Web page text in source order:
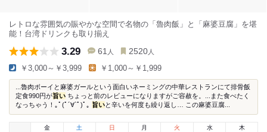
レトロな雰囲気の賑やかな空間で名物の「魯肉飯」と「麻婆豆腐」を堪
能！台湾ドリンクも取り揃え
3.29 61 人 2520 人
￥3,000～￥3,999 ￥1,000～￥1,999
...魯肉ボーイと麻婆ガールという面白いネーミングの中華レストランにて排骨飯
定食990円が旨い ちょっと前のレビューになりますがご容赦を。...また食べたく
なっちゃう！｡ﾟ(ﾟ´∀`ﾟ)ﾟ｡ 旨いと辛いを何度も繰り返し… この麻婆豆腐...
金
土 日 月 火 水 木